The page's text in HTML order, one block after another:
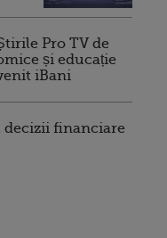
Pro TV de
și educație
iBani
decizii financiare